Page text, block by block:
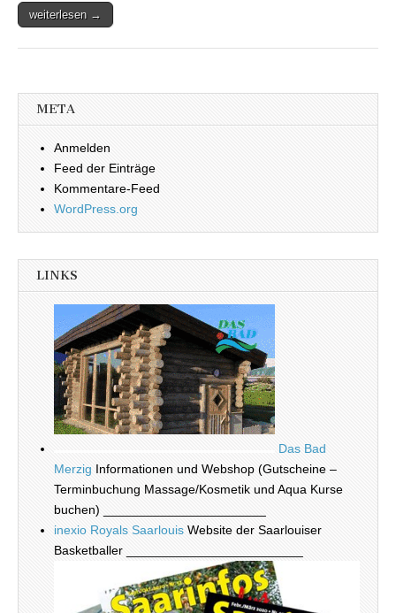
weiterlesen →
META
Anmelden
Feed der Einträge
Kommentare-Feed
WordPress.org
LINKS
Das Bad
Merzig Informationen und Webshop (Gutscheine –
Terminbuchung Massage/Kosmetik und Aqua Kurse
buchen) _______________________
inexio Royals Saarlouis Website der Saarlouiser
Basketballer _________________________